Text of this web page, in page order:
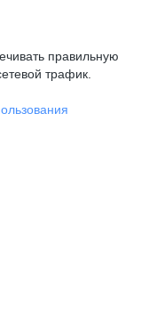
правильную
трафик.